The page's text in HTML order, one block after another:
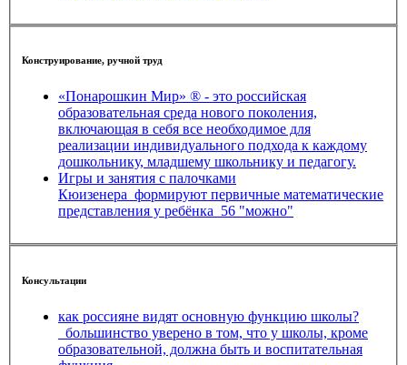
Конструирование, ручной труд
«Понарошкин Мир» ® - это российская
образовательная среда нового поколения,
включающая в себя все необходимое для
реализации индивидуального подхода к каждому
дошкольнику, младшему школьнику и педагогу.
Игры и занятия с палочками
Кюизенера_формируют первичные математические
представления у ребёнка_56 "можно"
Консультации
как россияне видят основную функцию школы?
_большинство уверено в том, что у школы, кроме
образовательной, должна быть и воспитательная